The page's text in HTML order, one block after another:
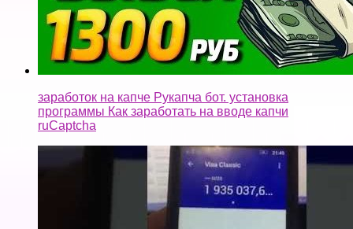
заработок на капче Рукапча бот. установка
программы Как заработать на вводе капчи
ruCaptcha